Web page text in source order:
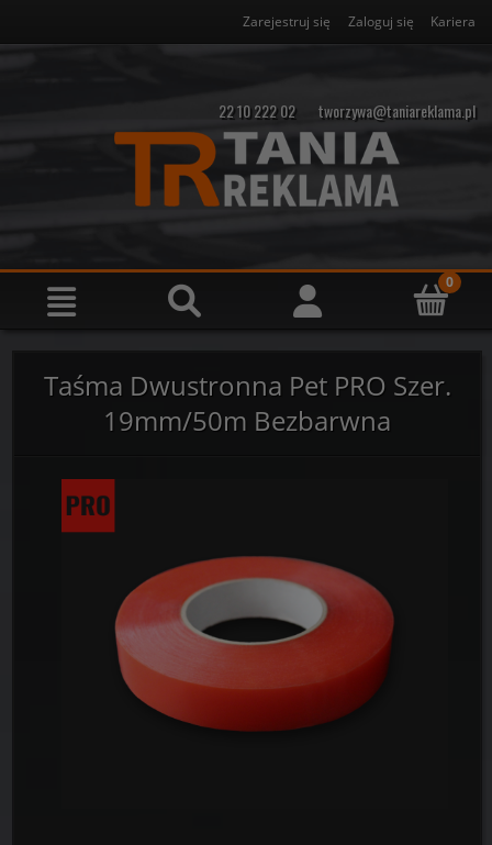
Zarejestruj się Zaloguj się Kariera
22 10 222 02 tworzywa@taniareklama.pl
Taśma Dwustronna Pet PRO Szer.
19mm/50m Bezbarwna